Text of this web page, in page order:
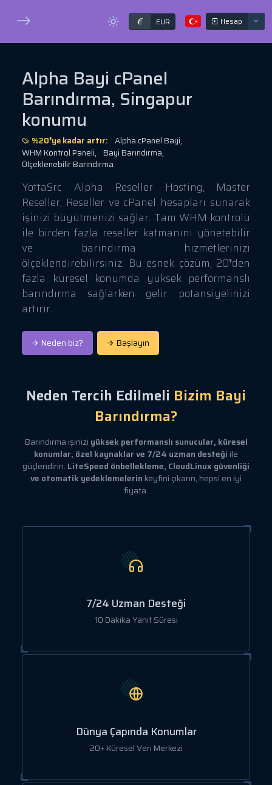
€ EUR Hesap
Alpha Bayi cPanel
Barındırma, Singapur
konumu
%20❜ye kadar artır: Alpha cPanel Bayi,
WHM Kontrol Paneli,
Bayi Barındırma,
Ölçeklenebilir Barındırma
YottaSrc Alpha Reseller Hosting, Master
Reseller, Reseller ve cPanel hesapları sunarak
işinizi büyütmenizi sağlar. Tam WHM kontrolü
ile birden fazla reseller katmanını yönetebilir
ve barındırma hizmetlerinizi
ölçeklendirebilirsiniz. Bu esnek çözüm, 20❜den
fazla küresel konumda yüksek performanslı
barındırma sağlarken gelir potansiyelinizi
artırır.
Neden biz? Başlayın
Neden Tercih Edilmeli Bizim Bayi
Barındırma?
Barındırma işinizi yüksek performanslı sunucular, küresel
konumlar, özel kaynaklar ve 7/24 uzman desteği ile
güçlendirin. LiteSpeed önbellekleme, CloudLinux güvenliği
ve otomatik yedeklemelerin keyfini çıkarın, hepsi en iyi
fiyata.
7/24 Uzman Desteği
10 Dakika Yanıt Süresi
Dünya Çapında Konumlar
20+ Küresel Veri Merkezi